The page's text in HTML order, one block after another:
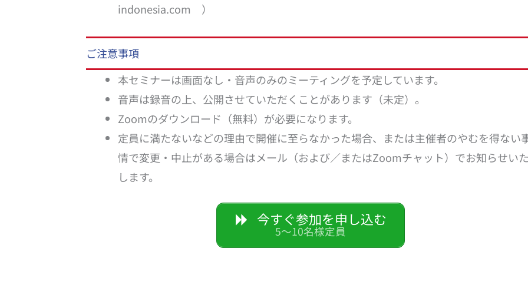
indonesia.com ）
ご注意事項
本セミナーは画面なし・音声のみのミーティングを予定しています。
音声は録音の上、公開させていただくことがあります（未定）。
Zoomのダウンロード（無料）が必要になります。
定員に満たないなどの理由で開催に至らなかった場合、または主催者のやむを得ない
情で変更・中止がある場合はメール（および／またはZoomチャット）でお知らせい
します。
今すぐ参加を申し込む
5～10名様定員